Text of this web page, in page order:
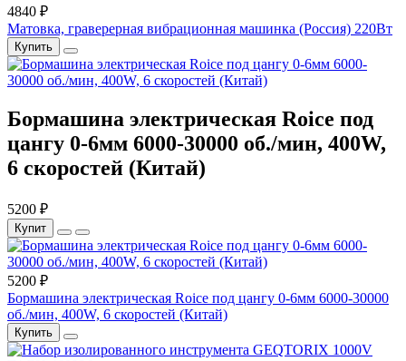
4840 ₽
Матовка, граверерная вибрационная машинка (Россия) 220Вт
Купить
Бормашина электрическая Roice под
цангу 0-6мм 6000-30000 об./мин, 400W,
6 скоростей (Китай)
5200 ₽
Купит
5200 ₽
Бормашина электрическая Roice под цангу 0-6мм 6000-30000
об./мин, 400W, 6 скоростей (Китай)
Купить